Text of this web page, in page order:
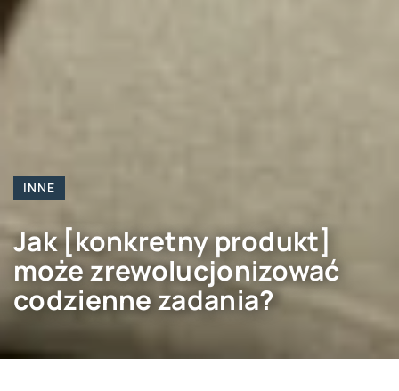
INNE
Jak [konkretny produkt]
może zrewolucjonizować
codzienne zadania?